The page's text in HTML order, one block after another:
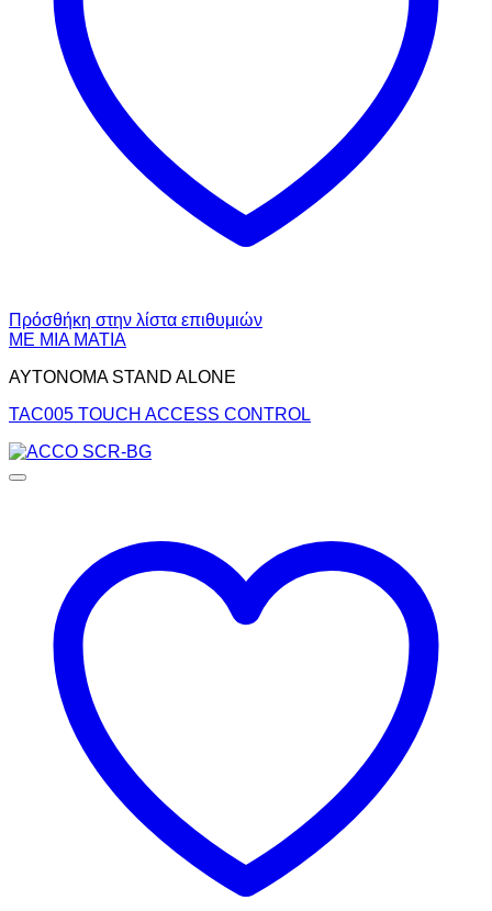
Πρόσθήκη στην λίστα επιθυμιών
ΜΕ ΜΙΑ ΜΑΤΙΑ
ΑΥΤΟΝΟΜΑ STAND ALONE
TAC005 TOUCH ACCESS CONTROL